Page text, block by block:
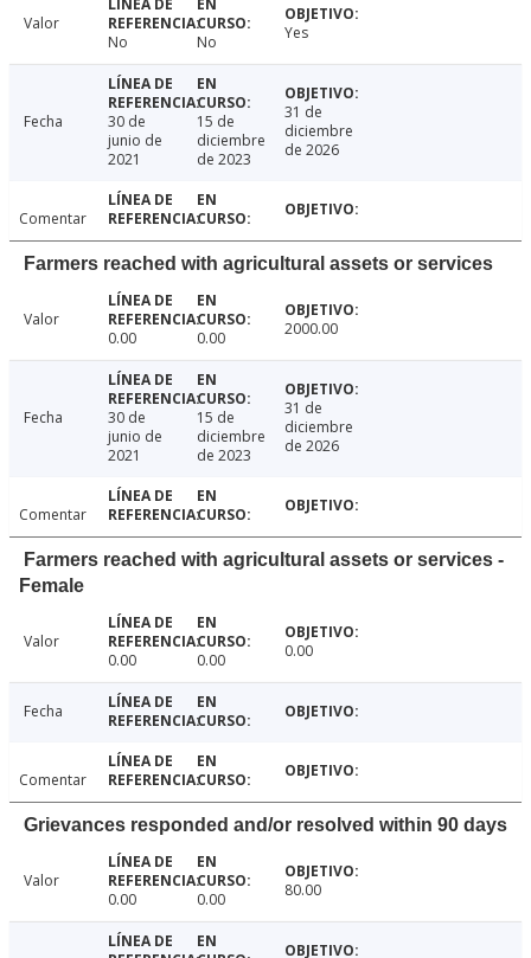
Valor
No
No Yes
Fecha
30 de
junio de
2021
15 de
diciembre
de 2023
31 de
diciembre
de 2026
Comentar
Farmers reached with agricultural assets or services
Valor
0.00
0.00 2000.00
Fecha
30 de
junio de
2021
15 de
diciembre
de 2023
31 de
diciembre
de 2026
Comentar
Farmers reached with agricultural assets or services -
Female
Valor
0.00
0.00 0.00
Fecha
Comentar
Grievances responded and/or resolved within 90 days
Valor
0.00
0.00 80.00